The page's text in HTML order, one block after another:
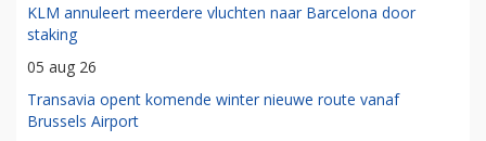
KLM annuleert meerdere vluchten naar Barcelona door
staking
05 aug 26
Transavia opent komende winter nieuwe route vanaf
Brussels Airport